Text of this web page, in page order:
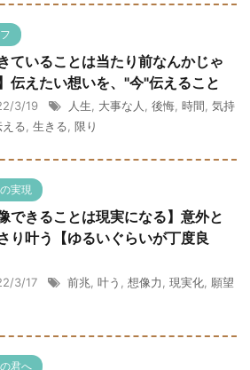
きていることは当たり前なんかじゃ
伝えたい想いを、"今"伝えること
3/19 人生 大事な人 後悔 時間 気持
る 生きる 限り
実現
像できることは現実になる】意外と
り叶う【ゆるいぐらいが丁度良
3/17 前兆 叶う 想像力 現実化 願望
君へ